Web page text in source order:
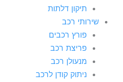
תיקון דלתות
שירותי רכב
פורץ רכבים
פריצת רכב
מנעולן רכב
ניתוק קודן לרכב